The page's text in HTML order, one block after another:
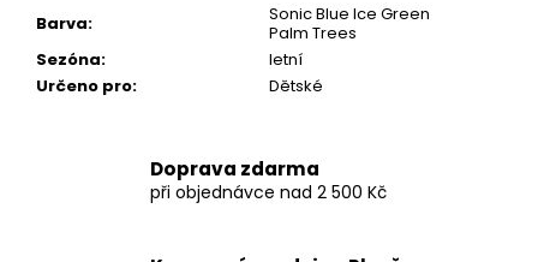
Barva:
Sonic Blue Ice Green
Palm Trees
Sezóna:
letní
Určeno pro: Dětské
Doprava zdarma
při objednávce nad 2 500 Kč